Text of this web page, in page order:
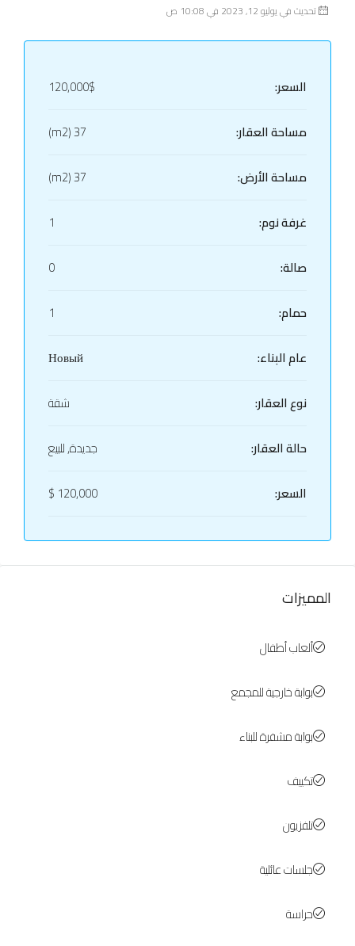
تحديث في يوليو 12, 2023 في 10:08 ص
السعر:
120,000$
مساحة العقار:
37 (m2)
مساحة الأرض:
37 (m2)
غرفة نوم:
1
صالة:
0
حمام:
1
عام البناء:
Новый
نوع العقار:
شقة
حالة العقار:
جديدة, للبيع
السعر:
120,000 $
المميزات
ألعاب أطفال
بوابة خارجية للمجمع
بوابة مشفرة للبناء
تكييف
تلفزيون
جلسات عائلية
حراسة